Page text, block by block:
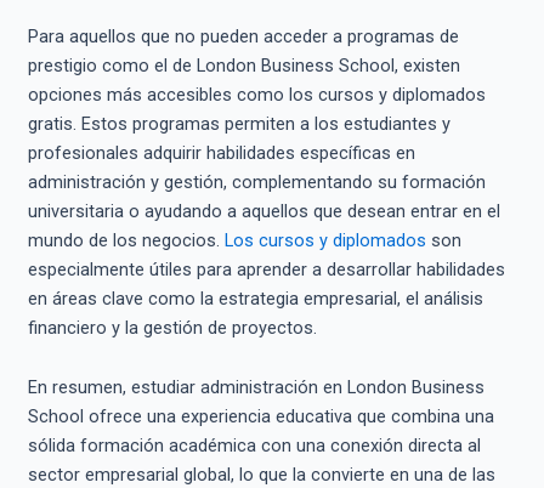
Para aquellos que no pueden acceder a programas de
prestigio como el de London Business School, existen
opciones más accesibles como los cursos y diplomados
gratis. Estos programas permiten a los estudiantes y
profesionales adquirir habilidades específicas en
administración y gestión, complementando su formación
universitaria o ayudando a aquellos que desean entrar en el
mundo de los negocios. Los cursos y diplomados son
especialmente útiles para aprender a desarrollar habilidades
en áreas clave como la estrategia empresarial, el análisis
financiero y la gestión de proyectos.
En resumen, estudiar administración en London Business
School ofrece una experiencia educativa que combina una
sólida formación académica con una conexión directa al
sector empresarial global, lo que la convierte en una de las